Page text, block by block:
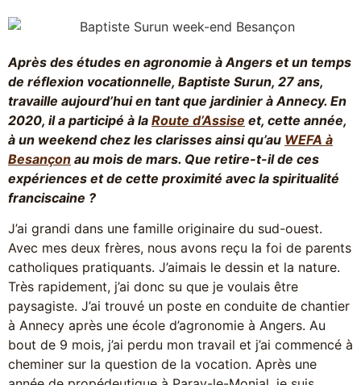
Après des études en agronomie à Angers et un temps
de réflexion vocationnelle, Baptiste Surun, 27 ans,
travaille aujourd’hui en tant que jardinier à Annecy. En
2020, il a participé à la Route d’Assise et, cette année,
à un weekend chez les clarisses ainsi qu’au WEFA à
Besançon au mois de mars. Que retire-t-il de ces
expériences et de cette proximité avec la spiritualité
franciscaine ?
J’ai grandi dans une famille originaire du sud-ouest.
Avec mes deux frères, nous avons reçu la foi de parents
catholiques pratiquants. J’aimais le dessin et la nature.
Très rapidement, j’ai donc su que je voulais être
paysagiste. J’ai trouvé un poste en conduite de chantier
à Annecy après une école d’agronomie à Angers. Au
bout de 9 mois, j’ai perdu mon travail et j’ai commencé à
cheminer sur la question de la vocation. Après une